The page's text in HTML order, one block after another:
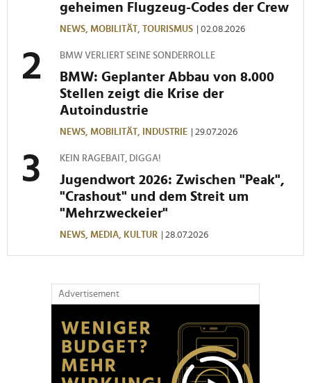
geheimen Flugzeug-Codes der Crew
NEWS, MOBILITÄT, TOURISMUS | 02.08.2026
BMW VERLIERT SEINE SONDERROLLE
BMW: Geplanter Abbau von 8.000
Stellen zeigt die Krise der
Autoindustrie
NEWS, MOBILITÄT, INDUSTRIE | 29.07.2026
KEIN RAGEBAIT, DIGGA!
Jugendwort 2026: Zwischen "Peak",
"Crashout" und dem Streit um
"Mehrzweckeier"
NEWS, MEDIA, KULTUR | 28.07.2026
Advertisement